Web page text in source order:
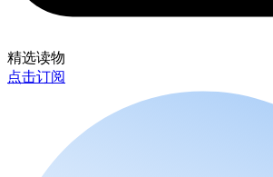
精选读物
点击订阅